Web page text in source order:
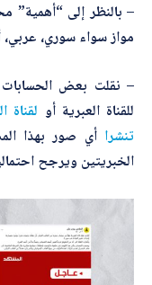
– بالنظر إلى “أهمية”
مواز سواء سوري، عربي،
– نقلت بعض
للقناة العبرية أو لقناة
تنشرا أي صور بهذا
الخبريتين ويرجح